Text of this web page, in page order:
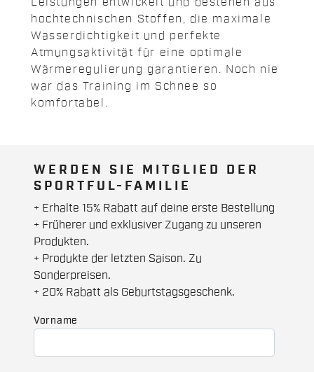
hochtechnischen Stoffen, die maximale
Wasserdichtigkeit und perfekte
Atmungsaktivität für eine optimale
Wärmeregulierung garantieren. Noch nie
war das Training im Schnee so
komfortabel.
WERDEN SIE MITGLIED DER
SPORTFUL-FAMILIE
+ Erhalte 15% Rabatt auf deine erste Bestellung
+ Früherer und exklusiver Zugang zu unseren
Produkten.
+ Produkte der letzten Saison. Zu
Sonderpreisen.
+ 20% Rabatt als Geburtstagsgeschenk.
Vorname